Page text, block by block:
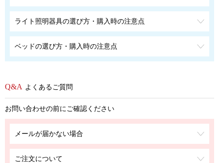
ライト照明器具の選び方・購入時の注意点
ベッドの選び方・購入時の注意点
よくあるご質問
お問い合わせの前にご確認ください
メールが届かない場合
ご注文について